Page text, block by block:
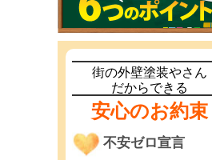
街の外壁塗装やさん
だからできる
安心のお約束
不安ゼロ宣言